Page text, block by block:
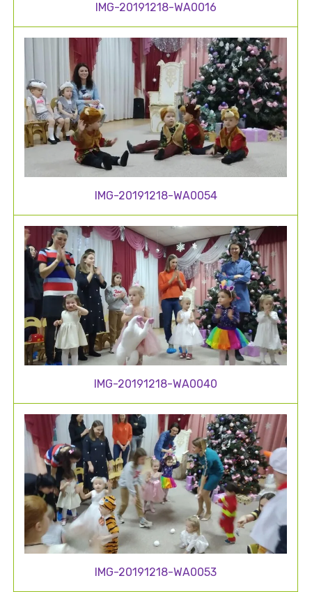
IMG-20191218-WA0016
IMG-20191218-WA0054
IMG-20191218-WA0040
IMG-20191218-WA0053